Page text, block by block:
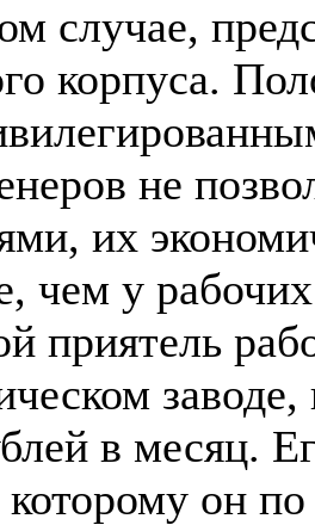
случае,
корпуса.
не
их
чем у
приятель
в месяц.
он по